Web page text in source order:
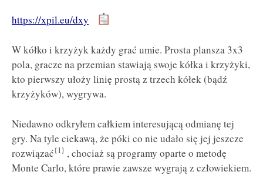
https://xpil.eu/dxy
W kółko i krzyżyk każdy grać umie. Prosta plansza 3x3
pola, gracze na przemian stawiają swoje kółka i krzyżyki,
kto pierwszy ułoży linię prostą z trzech kółek (bądź
krzyżyków), wygrywa.
Niedawno odkryłem całkiem interesującą odmianę tej
gry. Na tyle ciekawą, że póki co nie udało się jej jeszcze
rozwiązać{1} , chociaż są programy oparte o metodę
Monte Carlo, które prawie zawsze wygrają z człowiekiem.